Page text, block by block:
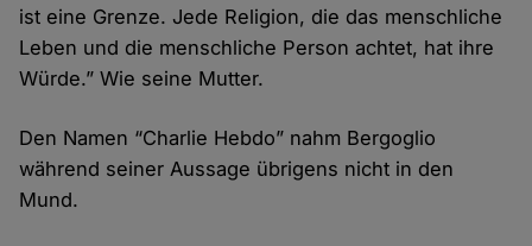
ist eine Grenze. Jede Religion, die das menschliche
Leben und die menschliche Person achtet, hat ihre
Würde.” Wie seine Mutter.
Den Namen “Charlie Hebdo” nahm Bergoglio
während seiner Aussage übrigens nicht in den
Mund.